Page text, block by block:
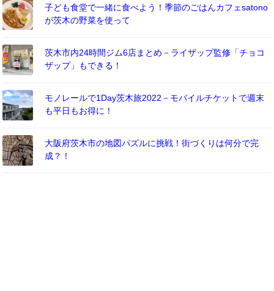
子ども食堂で一緒に食べよう！季節のごはんカフェsatono
が茨木の野菜を使って
茨木市内24時間ジム6店まとめ－ライザップ監修「チョコ
ザップ」もできる！
モノレールで1Day茨木旅2022－モバイルチケットで週末
も平日もお得に！
大阪府茨木市の地図パズルに挑戦！街づくりは何分で完
成？！